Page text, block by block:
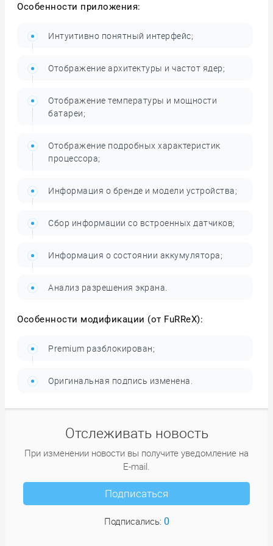
Особенности приложения:
Интуитивно понятный интерфейс;
Отображение архитектуры и частот ядер;
Отображение температуры и мощности
батареи;
Отображение подробных характеристик
процессора;
Информация о бренде и модели устройства;
Сбор информации со встроенных датчиков;
Информация о состоянии аккумулятора;
Анализ разрешения экрана.
Особенности модификации (от FuRReX):
Premium разблокирован;
Оригинальная подпись изменена.
Отслеживать новость
При изменении новости вы получите уведомление на
E-mail.
Подписаться
Подписались: 0